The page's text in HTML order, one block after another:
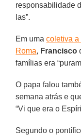
responsabilidade
las”.
Em umacoletiva a
Roma, Francisco
famílias era
O papa falou
semana atrás e
“Vi que era o
Segundo o